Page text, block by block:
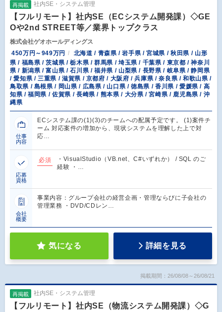
再掲載 社内SE・システム管理
【フルリモート】社内SE（ECシステム開発課）◇GE
Oや2nd STREET等／業界トップクラス
株式会社ゲオホールディングス
450万円～949万円
北海道 / 青森県 / 岩手県 / 宮城県 / 秋田県 / 山形
県 / 福島県 / 茨城県 / 栃木県 / 群馬県 / 埼玉県 / 千葉県 / 東京都 / 神奈川
県 / 新潟県 / 富山県 / 石川県 / 福井県 / 山梨県 / 長野県 / 岐阜県 / 静岡県
/ 愛知県 / 三重県 / 滋賀県 / 京都府 / 大阪府 / 兵庫県 / 奈良県 / 和歌山県 /
鳥取県 / 島根県 / 岡山県 / 広島県 / 山口県 / 徳島県 / 香川県 / 愛媛県 / 高
知県 / 福岡県 / 佐賀県 / 長崎県 / 熊本県 / 大分県 / 宮崎県 / 鹿児島県 / 沖
縄県
仕事
内容
ECシステム課の(1)(3)のチームへの配属予定です。 (1)案件チ
ーム 対応案件の増加から、現状システムを理解した上で対
応…
応募
資格
必須
・VisualStudio（VB.net、C#いずれか） / SQL のご
経験 ・…
会社
概要
事業内容：グループ会社の経営企画・管理ならびに子会社の
管理業務 ・DVD/CDレン…
気になる 詳細を見る
掲載期間：26/08/08～26/08/21
再掲載 社内SE・システム管理
【フルリモート】社内SE（物流システム開発課）◇G